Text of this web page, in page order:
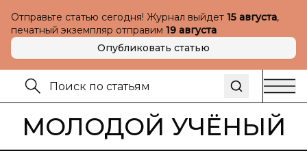
Отправьте статью сегодня! Журнал выйдет 15 августа,
печатный экземпляр отправим 19 августа
Опубликовать статью
МОЛОДОЙ УЧЁНЫЙ